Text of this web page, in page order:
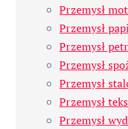
Przemysł
Przemysł
Przemysł
Przemysł
Przemysł
Przemysł
Przemysł